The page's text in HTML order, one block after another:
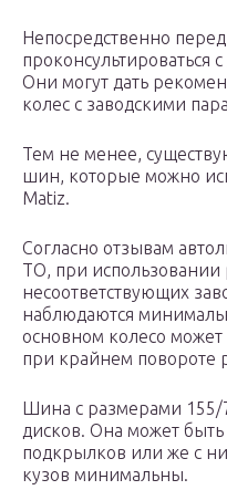
Непосредственно
проконсультироваться
Они могут дать
колес с заводскими
Тем не менее,
шин, которые можно
Matiz.
Согласно отзывам
ТО, при
несоответствующих
наблюдаются
основном колесо может
при крайнем повороте
Шина с размерами 155/
дисков. Она может быть
подкрылков или же с
кузов минимальны.